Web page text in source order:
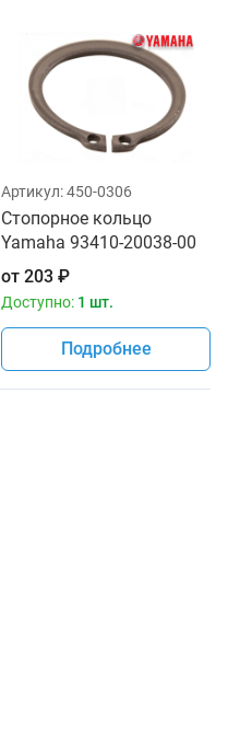
Артикул:450-0306
Стопорное кольцо
Yamaha 93410-20038-00
от 203 ₽
Доступно: 1 шт.
Подробнее